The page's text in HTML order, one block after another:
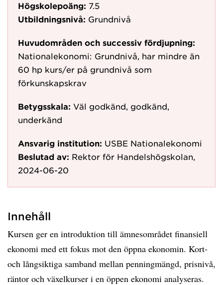
Högskolepoäng: 7.5
Utbildningsnivå: Grundnivå
Huvudområden och successiv fördjupning:
Nationalekonomi: Grundnivå, har mindre än
60 hp kurs/er på grundnivå som
förkunskapskrav
Betygsskala: Väl godkänd, godkänd,
underkänd
Ansvarig institution: USBE Nationalekonomi
Beslutad av: Rektor för Handelshögskolan,
2024-06-20
Innehåll
Kursen ger en introduktion till ämnesområdet finansiell
ekonomi med ett fokus mot den öppna ekonomin. Kort-
och långsiktiga samband mellan penningmängd, prisnivå,
räntor och växelkurser i en öppen ekonomi analyseras.